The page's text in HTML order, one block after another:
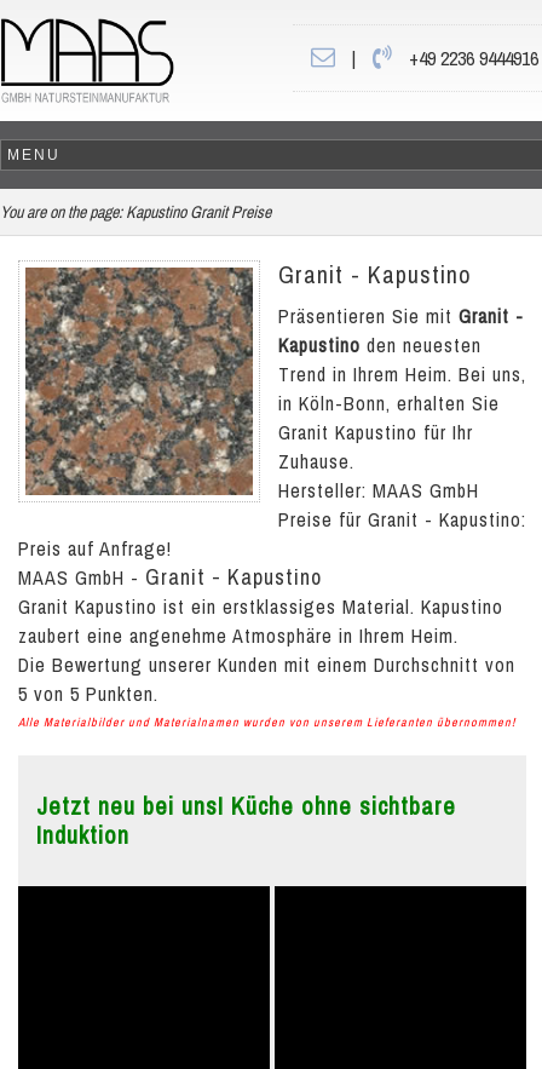
| +49 2236 9444916
You are on the page: Kapustino Granit Preise
Granit - Kapustino
Präsentieren Sie mit Granit -
Kapustino den neuesten
Trend in Ihrem Heim. Bei uns,
in Köln-Bonn, erhalten Sie
Granit Kapustino für Ihr
Zuhause.
Hersteller: MAAS GmbH
Preise für Granit - Kapustino:
Preis auf Anfrage!
MAAS GmbH - Granit - Kapustino
Granit Kapustino ist ein erstklassiges Material. Kapustino
zaubert eine angenehme Atmosphäre in Ihrem Heim.
Die Bewertung unserer Kunden mit einem Durchschnitt von
5 von 5 Punkten.
Alle Materialbilder und Materialnamen wurden von unserem Lieferanten übernommen!
Jetzt neu bei uns! Küche ohne sichtbare
Induktion